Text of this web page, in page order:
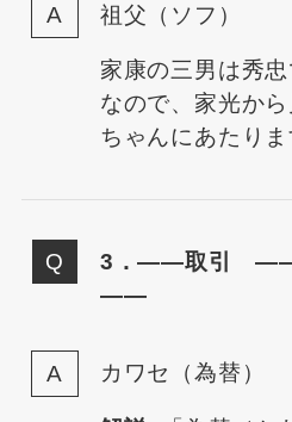
祖父（ソフ）
家康の三男は秀
なので、家光か
ちゃんにあたりま
3．——取引 ——
——
カワセ（為替）